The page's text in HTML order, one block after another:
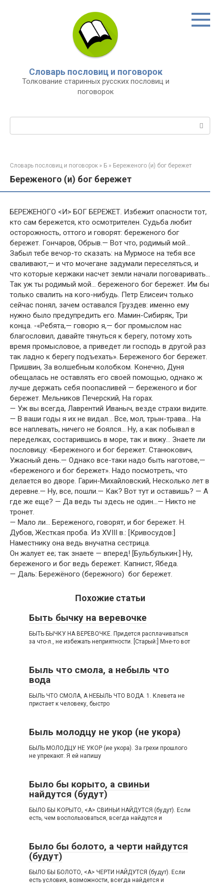
Словарь пословиц и поговорок
Толкование старинных русских пословиц и
поговорок
Словарь пословиц и поговорок » Б » Береженого (и) бог бережет
Береженого (и) бог бережет
БЕРЕЖЕНОГО <И> БОГ БЕРЕЖЕТ. Избежит опасности тот,
кто сам бережется, кто осмотрителен. Судьба любит
осторожность, оттого и говорят: береженого бог
бережет. Гончаров, Обрыв.— Вот что, родимый мой…
Забыл тебе вечор-то сказать: на Мурмосе на тебя все
сваливают,— и что мочегане задумали переселяться, и
что которые кержаки насчет земли начали поговаривать…
Так уж ты родимый мой… береженого бог бережет. Им бы
только свалить на кого-нибудь. Петр Елисеич только
сейчас понял, зачем оставался Груздев: именно ему
нужно было предупредить его. Мамин-Сибиряк, Три
конца. -«Ребята,— говорю я,— бог промыслом нас
благословил, давайте тянуться к берегу, потому хоть
время промысловое, а приведет ли господь в другой раз
так ладно к берегу подъехать». Береженого бог бережет.
Пришвин, За волшебным колобком. Конечно, Дуня
обещалась не оставлять его своей помощью, однако ж
лучше держать себя поопасливей — береженого и бог
бережет. Мельников Печерский, На горах.
— Уж вы всегда, Лаврентий Иваныч, везде страхи видите.
— В ваши годы я их не видал… Все, мол, трын-трава… На
все наплевать, ничего не боялся… Ну, а как побывал в
переделках, состарившись в море, так и вижу… Знаете ли
пословицу: <Береженого и бог бережет. Станюкович,
Ужасный день.— Однако все-таки надо быть наготове,—
«береженого и бог бережет». Надо посмотреть, что
делается во дворе. Гарин-Михайловский, Несколько лет в
деревне.— Ну, все, пошли.— Как? Вот тут и оставишь? — А
где же еще? — Да ведь ты здесь не один…— Никто не
тронет.
— Мало ли… Береженого, говорят, и бог бережет. Н.
Дубов, Жесткая проба. Из XVIII в.: [Кривосудов:]
Наместнику она ведь внучатна сестрица.
Он жалует ее; так знаете — вперед! [Бульбулькин:] Ну,
береженого и бог ведь бережет. Капнист, Ябеда.
— Даль: Бережёного (бережного) бог бережет.
Похожие статьи
Быть бычку на веревочке
БЫТЬ БЫЧКУ НА ВЕРЕВОЧКЕ. Придется расплачиваться
за что-л., не избежать неприятности. [Старый:] Мне-то вот
Быль что смола, а небыль что
вода
БЫЛЬ ЧТО СМОЛА, А НЕБЫЛЬ ЧТО ВОДА. 1. Клевета не
пристает к человеку, быстро
Быль молодцу не укор (не укора)
БЫЛЬ МОЛОДЦУ НЕ УКОР (ие укора). За грехи прошлого
не упрекают. Я ей напишу
Было бы корыто, а свиньи
найдутся (будут)
БЫЛО БЫ КОРЫТО, <А> СВИНЬИ НАЙДУТСЯ (будут). Если
есть, чем воспользоваться, всегда найдутся и
Было бы болото, а черти найдутся
(будут)
БЫЛО БЫ БОЛОТО, <А> ЧЕРТИ НАЙДУТСЯ (будут). Если
есть условия, возможности, всегда найдется и